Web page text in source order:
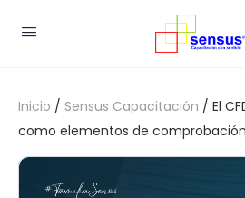
Inicio / Sensus Capacitación / El
como elementos de comprobación